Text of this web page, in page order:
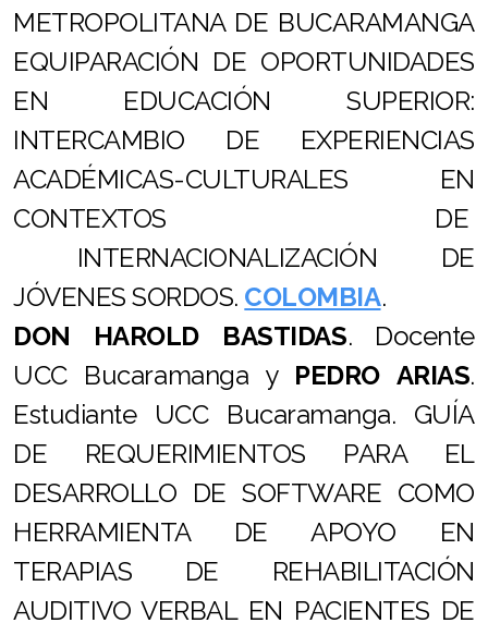
METROPOLITANA DE BUCARAMANGA
EQUIPARACIÓN DE OPORTUNIDADES
EN EDUCACIÓN SUPERIOR:
INTERCAMBIO DE EXPERIENCIAS
ACADÉMICAS-CULTURALES EN
CONTEXTOS DE
INTERNACIONALIZACIÓN DE
JÓVENES SORDOS. COLOMBIA.
DON HAROLD BASTIDAS. Docente
UCC Bucaramanga y PEDRO ARIAS.
Estudiante UCC Bucaramanga. GUÍA
DE REQUERIMIENTOS PARA EL
DESARROLLO DE SOFTWARE COMO
HERRAMIENTA DE APOYO EN
TERAPIAS DE REHABILITACIÓN
AUDITIVO VERBAL EN PACIENTES DE